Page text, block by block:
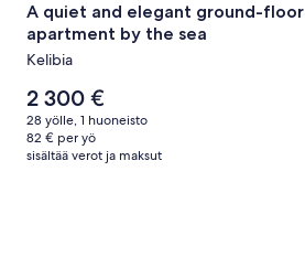
A
quiet
and
elegant
ground-
floor
A quiet and elegant ground-floor
apartment by the sea
Kelibia
Hinta
on
2 300 €
2 300 €
28 yölle, 1 huoneisto
82 € per yö
sisältää verot ja maksut